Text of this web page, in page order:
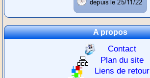
A propos
Contact
Plan du site
Liens de retour